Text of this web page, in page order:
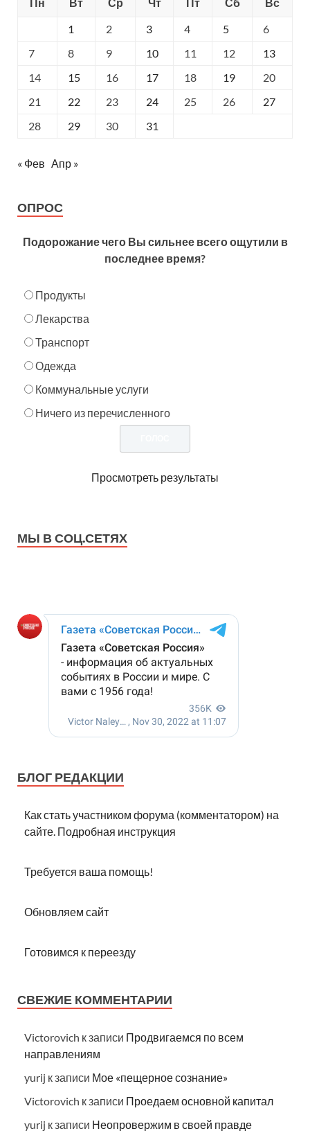
1
2 3 4 5
6
7
8 9 10 11 12
13
14
15 16 17 18 19
20
21
22 23 24 25 26
27
28
29 30 31
« Фев Апр »
ОПРОС
Подорожание чего Вы сильнее всего ощутили в
последнее время?
Продукты
Лекарства
Транспорт
Одежда
Коммунальные услуги
Ничего из перечисленного
Просмотреть результаты
МЫ В СОЦ.СЕТЯХ
БЛОГ РЕДАКЦИИ
Как стать участником форума (комментатором) на
сайте. Подробная инструкция
Требуется ваша помощь!
Обновляем сайт
Готовимся к переезду
СВЕЖИЕ КОММЕНТАРИИ
Victorovich к записи Продвигаемся по всем
направлениям
yurij к записи Мое «пещерное сознание»
Victorovich к записи Проедаем основной капитал
yurij к записи Неопровержим в своей правде